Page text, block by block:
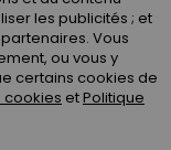
les publicités ; et
Vous
ou vous y
certains cookies de
cookies etPolitique